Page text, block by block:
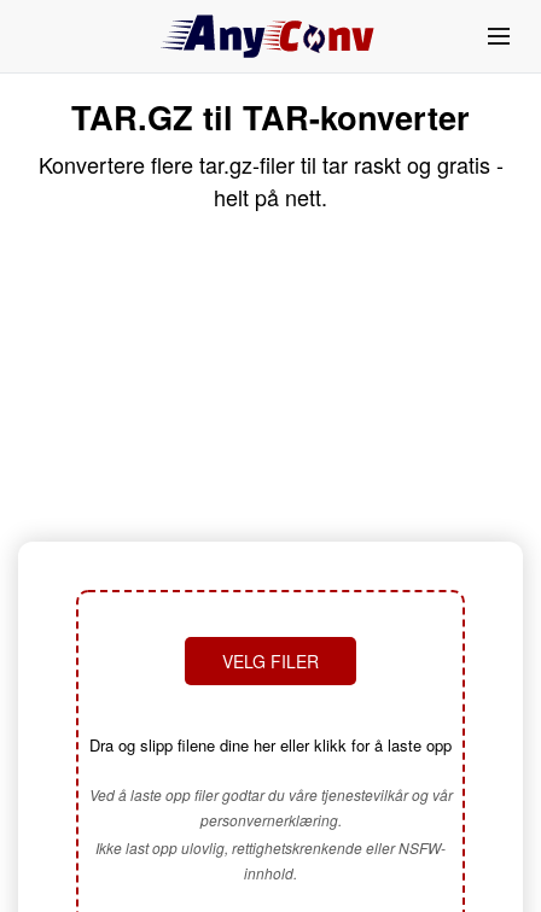
TAR.GZ til TAR-konverter
Konvertere flere tar.gz-filer til tar raskt og gratis -
helt på nett.
VELG FILER
Dra og slipp filene dine her eller klikk for å laste opp
Ved å laste opp filer godtar du våre tjenestevilkår og vår
personvernerklæring.
Ikke last opp ulovlig, rettighetskrenkende eller NSFW-
innhold.